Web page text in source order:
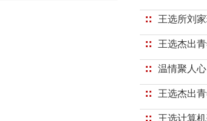
王选所刘
王选杰出
温情聚人
王选杰出
王选计算